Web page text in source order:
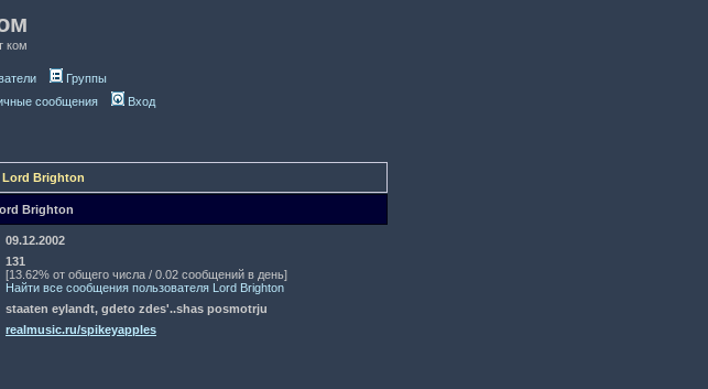
ком
Группы
сообщения Вход
Brighton
Brighton
09.12.2002
131
[13.62% от общего числа / 0.02 сообщений в день]
Найти все сообщения пользователя Lord Brighton
staaten eylandt, gdeto zdes'..shas posmotrju
realmusic.ru/spikeyapples